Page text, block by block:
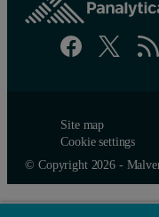
Site map
Cookie settings
© Copyright 2026 -